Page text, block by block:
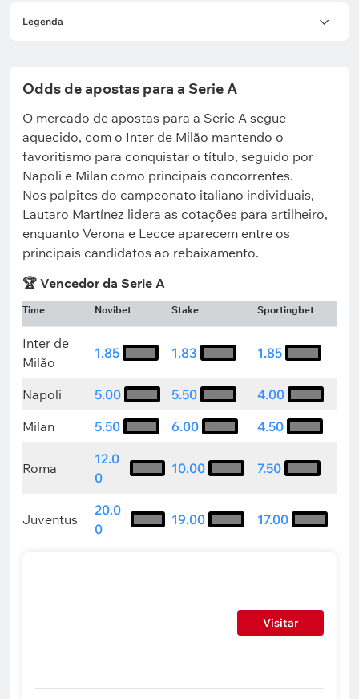
Legenda
Resultados
2026/27
Odds de apostas para a Serie A
O mercado de apostas para a Serie A segue
aquecido, com o Inter de Milão mantendo o
favoritismo para conquistar o título, seguido por
Napoli e Milan como principais concorrentes.
Nos palpites do campeonato italiano individuais,
Lautaro Martínez lidera as cotações para artilheiro,
enquanto Verona e Lecce aparecem entre os
principais candidatos ao rebaixamento.
🏆 Vencedor da Serie A
Time Novibet Stake Sportingbet
Inter de
Milão
1.85 1.83 1.85
Napoli 5.00 5.50
4.00
Milan
5.50 6.00 4.50
Roma
12.0
0
10.00 7.50
Juventus
20.0
0
19.00 17.00
Visitar